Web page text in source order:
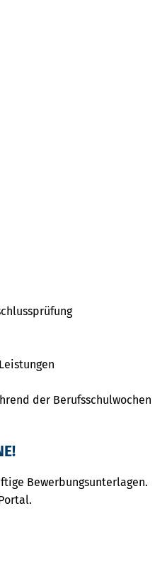
der Berufsschulwochen
Bewerbungsunterlagen.